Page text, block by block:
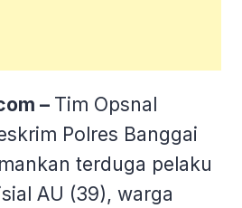
– Tim Opsnal
Polres Banggai
terduga pelaku
AU (39), warga